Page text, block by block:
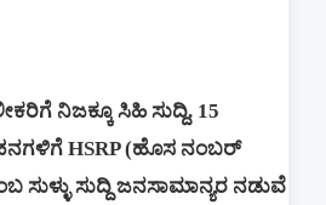
ನಿಜಕ್ಕೂ ಸಿಹಿ ಸುದ್ದಿ. 15
HSRP (ಹೊಸ ನಂಬರ್
ಸುಳ್ಳು ಸುದ್ದಿ ಜನಸಾಮಾನ್ಯರ ನಡುವೆ